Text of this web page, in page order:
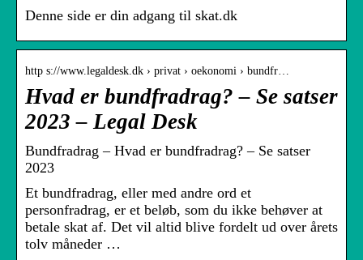
Denne side er din adgang til skat.dk
http s://www.legaldesk.dk › privat › oekonomi › bundfr…
Hvad er bundfradrag? – Se satser
2023 – Legal Desk
Bundfradrag – Hvad er bundfradrag? – Se satser
2023
Et bundfradrag, eller med andre ord et
personfradrag, er et beløb, som du ikke behøver at
betale skat af. Det vil altid blive fordelt ud over årets
tolv måneder …